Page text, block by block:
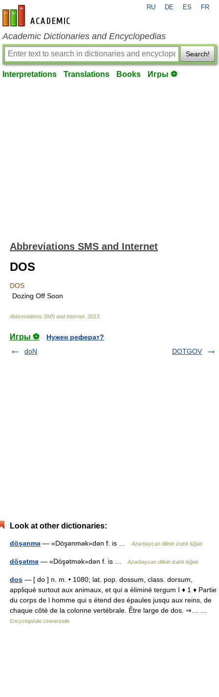
en-academic.com
RU DE ES FR
Academic Dictionaries and Encyclopedias
Search!
Interpretations Translations Books Игры ⚽
Abbreviations SMS and Internet
DOS
DOS
Dozing Off Soon
Abbreviations SMS and Internet. 2013
Игры ⚽
Нужен реферат?
doN
DOTGOV
Look at other dictionaries:
döşənmə — «Döşənmək»dən f. is … Azərbaycan dilinin izahlı lüğəti
döşətmə — «Döşətmək»dən f. is … Azərbaycan dilinin izahlı lüğəti
dos — [ do ] n. m. • 1080; lat. pop. dossum, class. dorsum,
appliqué surtout aux animaux, et qui a éliminé tergum I ♦ 1 ♦ Partie
du corps de l homme qui s étend des épaules jusqu aux reins, de
chaque côté de la colonne vertébrale. Être large de dos. ⇒… …
Encyclopédie Universelle